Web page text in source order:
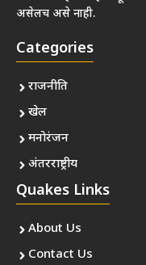
असेलच असे नाही.
Categories
राजनीति
खेल
मनोरंजन
अंतरराष्ट्रीय
Quakes Links
About Us
Contact Us